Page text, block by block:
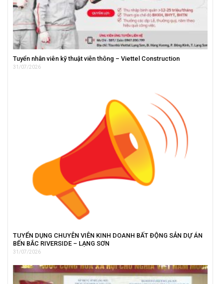
Tuyển nhân viên kỹ thuật viễn thông – Viettel Construction
31/07/2026
TUYỂN DỤNG CHUYÊN VIÊN KINH DOANH BẤT ĐỘNG SẢN DỰ ÁN
BẾN BẮC RIVERSIDE – LẠNG SƠN
31/07/2026